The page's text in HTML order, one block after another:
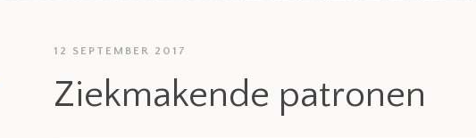
12 SEPTEMBER 2017
Ziekmakende patronen